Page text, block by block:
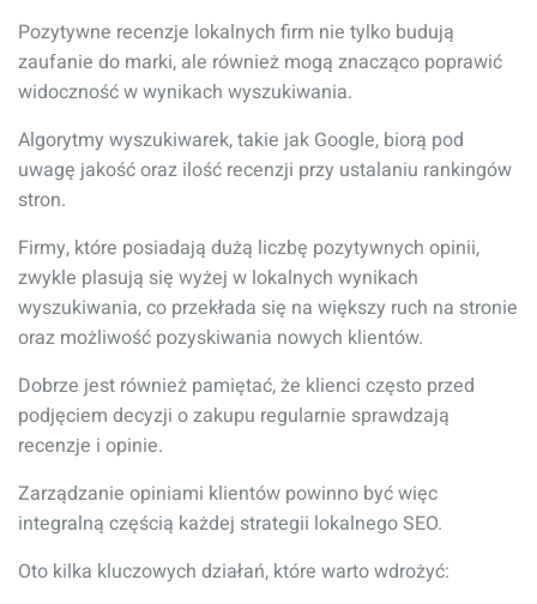
Pozytywne recenzje lokalnych firm nie tylko budują
zaufanie do marki, ale również mogą znacząco poprawić
widoczność w wynikach wyszukiwania.
Algorytmy wyszukiwarek, takie jak Google, biorą pod
uwagę jakość oraz ilość recenzji przy ustalaniu rankingów
stron.
Firmy, które posiadają dużą liczbę pozytywnych opinii,
zwykle plasują się wyżej w lokalnych wynikach
wyszukiwania, co przekłada się na większy ruch na stronie
oraz możliwość pozyskiwania nowych klientów.
Dobrze jest również pamiętać, że klienci często przed
podjęciem decyzji o zakupu regularnie sprawdzają
recenzje i opinie.
Zarządzanie opiniami klientów powinno być więc
integralną częścią każdej strategii lokalnego SEO.
Oto kilka kluczowych działań, które warto wdrożyć: